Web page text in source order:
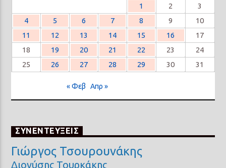
1 2
3
4
5 6 7 8 9
10
11
12 13 14 15 16
17
18
19 20 21 22 23
24
25
26 27 28 29 30 31
« Φεβ Απρ »
ΣΥΝΕΝΤΕΥΞΕΙΣ
Γιώργος Τσουρουνάκης
Διονύσης Τουρκάκης